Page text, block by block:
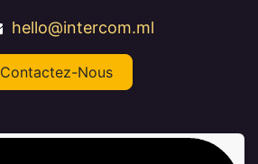
hello@intercom.ml
Contactez-Nous